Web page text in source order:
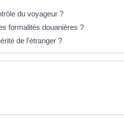
du voyageur ?
formalités douanières ?
de l'étranger ?